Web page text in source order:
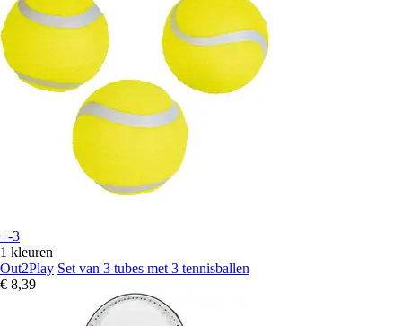
+-3
1 kleuren
Out2Play Set van 3 tubes met 3 tennisballen
€ 8,39